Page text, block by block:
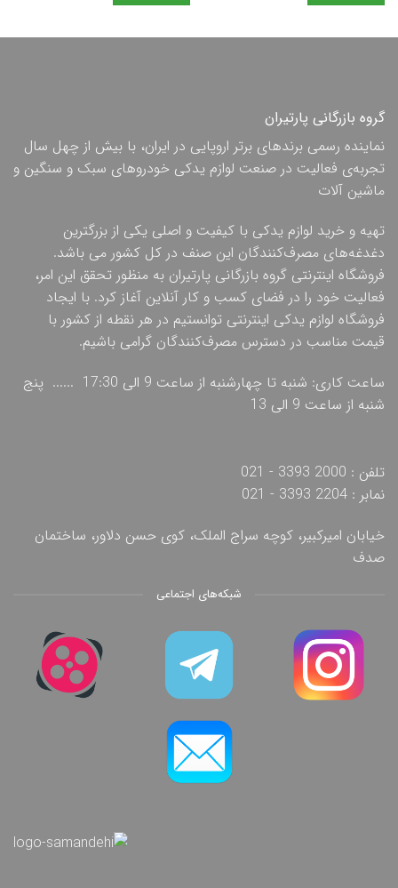
گروه بازرگانی پارتیران
نماینده رسمی برندهای برتر اروپایی در ایران، با بیش از چهل سال
تجربه‌ی فعالیت در صنعت لوازم یدکی خودروهای سبک و سنگین و
ماشین آلات
تهیه و خرید لوازم یدکی با کیفیت و اصلی یکی از بزرگترین
دغدغه‌های مصرف‌کنندگان این صنف در کل کشور می باشد.
فروشگاه اینترنتی گروه بازرگانی پارتیران به منظور تحقق این امر،
فعالیت خود را در فضای کسب و کار آنلاین آغاز کرد. با ایجاد
فروشگاه لوازم یدکی اینترنتی توانستیم در هر نقطه از کشور با
قیمت مناسب در دسترس مصرف‌کنندگان گرامی باشیم.
ساعت کاری: شنبه تا چهارشنبه از ساعت 9 الی 17:30 ...... پنج
شنبه از ساعت 9 الی 13
تلفن : 2000 3393 - 021
نمابر : 2204 3393 - 021
خیابان امیرکبیر، کوچه سراج الملک، کوی حسن دلاور، ساختمان
صدف
شبکه‌های اجتماعی